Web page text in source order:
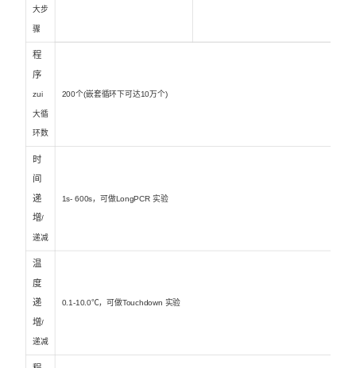
大步
骤
程
序
zui
大循
环数
200个(嵌套循环下可达10万个)
时
间
递
增/
递减
1s- 600s，可做LongPCR 实验
温
度
递
增/
递减
0.1-10.0℃，可做Touchdown 实验